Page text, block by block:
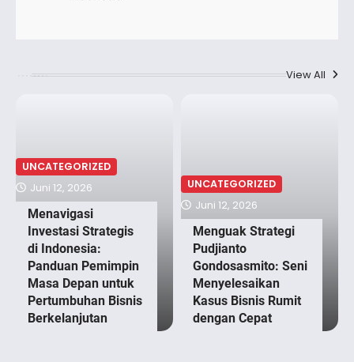
View All
UNCATEGORIZED
Menavigasi
Investasi Strategis
di Indonesia:
Panduan Pemimpin
Masa Depan untuk
Pertumbuhan Bisnis
Berkelanjutan
Juni 12, 2026 UNCATEGORIZED
Menguak Strategi
Pudjianto
Gondosasmito: Seni
Menyelesaikan
Kasus Bisnis Rumit
dengan Cepat
Juni 12, 2026